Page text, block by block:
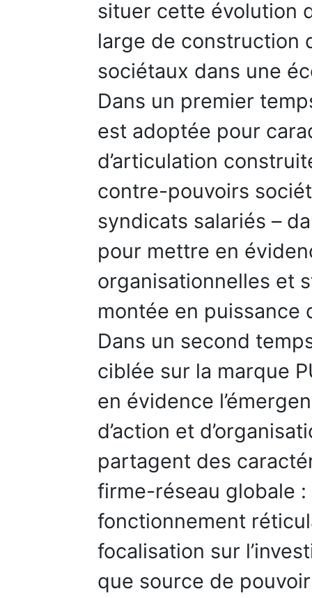
situer cette évolution
large de construction
sociétaux dans une
Dans un premier
est adoptée pour
d’articulation
contre-pouvoirs
syndicats salariés –
pour mettre en
organisationnelles et
montée en puissance
Dans un second
ciblée sur la marque
en évidence
d’action et
partagent des
firme-réseau globale
fonctionnement
focalisation sur
que source de